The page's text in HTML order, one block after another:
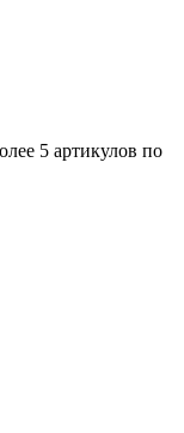
5 артикулов по